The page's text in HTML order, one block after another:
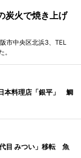
火で焼き上げ
市中央区北浜3、TEL
本料理店「銀平」 鯛
目 みつい」移転 魚